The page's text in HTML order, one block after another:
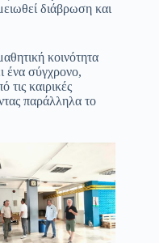
διάβρωση και
κοινότητα
ένα σύγχρονο,
καιρικές
παράλληλα το